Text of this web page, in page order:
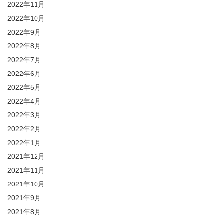
2022年11月
2022年10月
2022年9月
2022年8月
2022年7月
2022年6月
2022年5月
2022年4月
2022年3月
2022年2月
2022年1月
2021年12月
2021年11月
2021年10月
2021年9月
2021年8月